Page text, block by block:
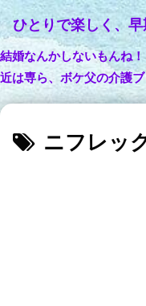
ひとりで楽しく、
結婚なんかしないもんね
近は専ら、ボケ父の介護
ニフレッ